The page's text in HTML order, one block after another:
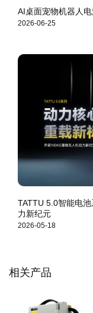
AI桌面宠物机器人
2026-06-25
TATTU 5.0智能电
力新纪元
2026-05-18
相关产品